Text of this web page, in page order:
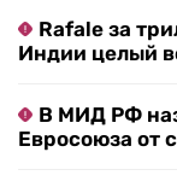
Rafale за
Индии целый
В МИД РФ
Евросоюза от